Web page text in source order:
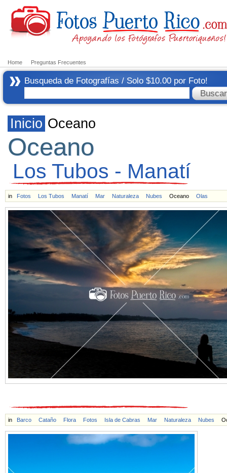
Home Preguntas Frecuentes
Busqueda de Fotografías / Solo $10.00 por Foto!
Inicio Oceano
Oceano
Los Tubos - Manatí
in Fotos Los Tubos Manatí Mar Naturaleza Nubes Oceano Olas
in Barco Cataño Flora Fotos Isla de Cabras Mar Naturaleza Nubes